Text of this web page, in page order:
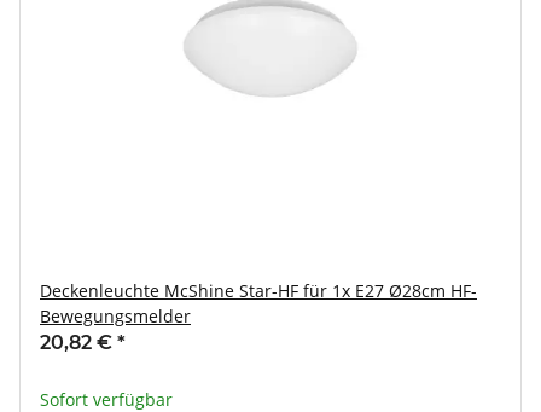
Deckenleuchte McShine Star-HF für 1x E27 Ø28cm HF-
Bewegungsmelder
20,82 € *
Sofort verfügbar